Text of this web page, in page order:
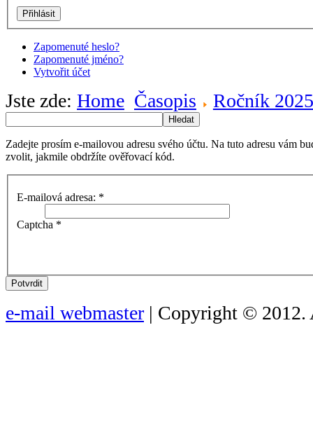
Zapomenuté heslo?
Zapomenuté jméno?
Vytvořit účet
Jste zde: Home Časopis Ročník 2025
Hledat
Zadejte prosím e-mailovou adresu svého účtu. Na tuto adresu vám
zvolit, jakmile obdržíte ověřovací kód.
E-mailová adresa: *
Captcha *
Potvrdit
e-mail webmaster | Copyright © 2012.